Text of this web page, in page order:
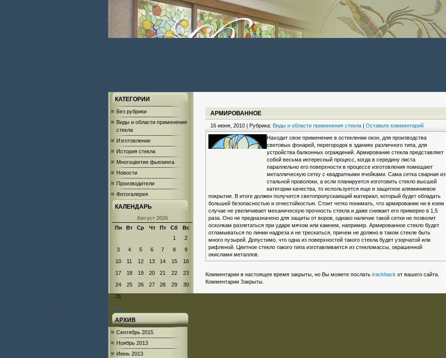
КАТЕГОРИИ
Без рубрики
Виды и области применения
стекла
Изготовление
История стекла
Многоцветие фьюзинга
Новости
Производители
Фотогалерея
КАЛЕНДАРЬ
Август 2026
Пн
Вт Ср Чт Пт Сб
Вс
1
2
3
4 5 6 7 8
9
10
11 12 13 14 15
16
17
18 19 20 21 22
23
24
25 26 27 28 29
30
31
« Сен
АРХИВ
Сентябрь 2015
Ноябрь 2013
Июнь 2013
АРМИРОВАННОЕ
16 июня, 2010 | Рубрика: Виды и области применения стекла | Оставьте комментарий
Находит свое применение в остеклении окон, для производства
световых фонарей, перегородок в зданиях различного типа, для
устройства балконных ограждений. Армирование стекла представляет
собой весьма интересный процесс, когда в середину листа
параллельно его поверхности в процессе изготовления помещают
металлическую сетку с квадратными ячейками. Сама сетка сварная из
стальной проволоки, а если планируется изготовить стекло высшей
категории качества, то используется еще и защитное алюминиевое
покрытие. В итоге должен получится светопропускающий материал, который будет обладать
большей безопасностью и огнестойкостью. Стоит четко понимать, что армирование ни в коем
случае не увеличивает механическую прочность стекла и даже снижает его примерно в 1,5
раза. Оно не предназначено для защиты от воров, однако наличие такой сетки не позволит
осколкам разлетаться при ударе мячом или камнем, например. Армированное стекло будет
отламываться по линии надреза и не трескаться, причем не должно в таком стекле быть
много пузырей. Допустимо, что одна из поверхностей такого стекла будет узорчатой или
рифленой. Цветное стекло такого типа изготавливается из стекломассы, окрашенной
окислами металлов.
Комментарии в настоящее время закрыты, но Вы можете послать trackback от вашего сайта.
Комментарии Закрыты.